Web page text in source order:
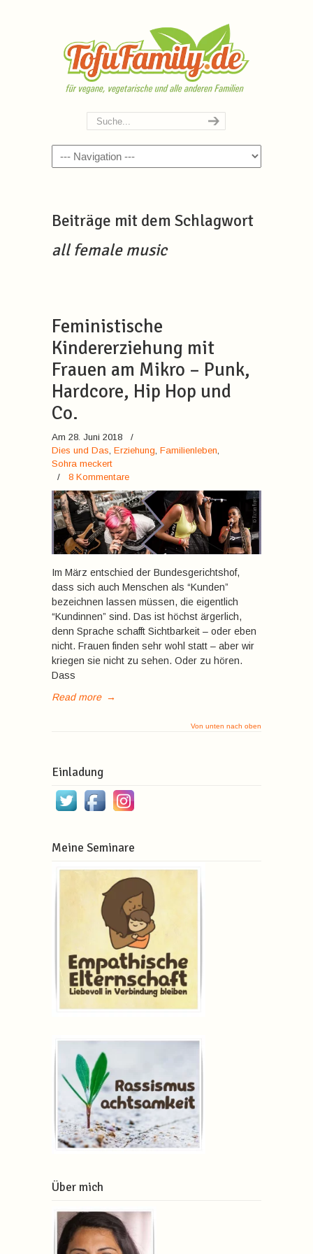
Navigation
Beiträge mit dem Schlagwort
all female music
Feministische
Kindererziehung mit
Frauen am Mikro – Punk,
Hardcore, Hip Hop und
Co.
Am 28. Juni 2018
/
Dies und Das, Erziehung, Familienleben,
Sohra meckert
/ 8 Kommentare
Im März entschied der Bundesgerichtshof,
dass sich auch Menschen als “Kunden”
bezeichnen lassen müssen, die eigentlich
“Kundinnen” sind. Das ist höchst ärgerlich,
denn Sprache schafft Sichtbarkeit – oder eben
nicht. Frauen finden sehr wohl statt – aber wir
kriegen sie nicht zu sehen. Oder zu hören.
Dass
Read more →
Von unten nach oben
Einladung
Meine Seminare
Über mich